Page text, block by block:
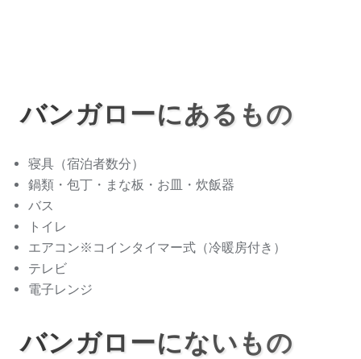
バンガローにあるもの
寝具（宿泊者数分）
鍋類・包丁・まな板・お皿・炊飯器
バス
トイレ
エアコン※コインタイマー式（冷暖房付き）
テレビ
電子レンジ
バンガローにないもの